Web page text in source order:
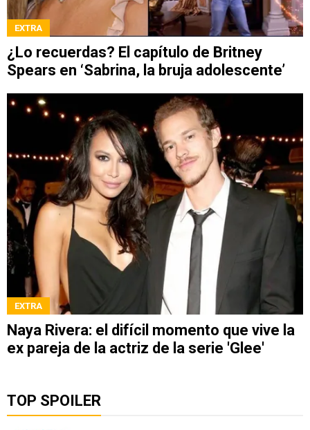
EXTRA
¿Lo recuerdas? El capítulo de Britney
Spears en ‘Sabrina, la bruja adolescente’
EXTRA
Naya Rivera: el difícil momento que vive la
ex pareja de la actriz de la serie 'Glee'
TOP SPOILER